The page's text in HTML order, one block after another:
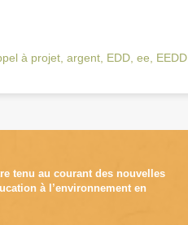
à projet, argent, EDD, ee EEDD,
tenu au courant des nouvelles
à l’environnement en